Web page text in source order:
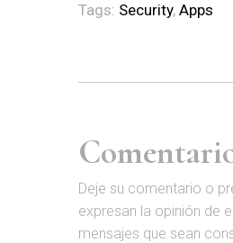
Tags: Security, Apps
Deje su comentario o
expresan la opinión de
mensajes que sean